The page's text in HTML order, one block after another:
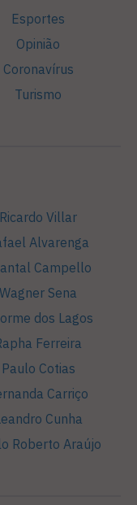
Esportes
Opinião
Coronavírus
Turismo
Ricardo Villar
Alvarenga
Campello
Wagner Sena
dos Lagos
Ferreira
Paulo Cotias
Carriço
Cunha
Roberto Araújo